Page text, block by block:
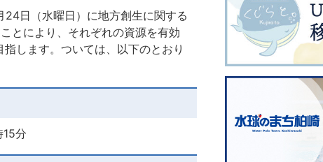
日（水曜日）に地方創生に関する
とにより、それぞれの資源を有効
します。ついては、以下のとおり
分